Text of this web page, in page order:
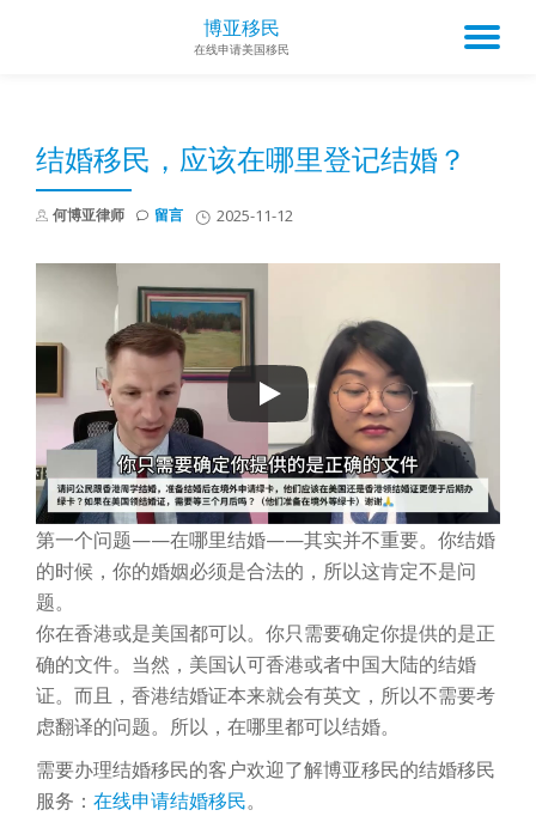
博亚移民
在线申请美国移民
结婚移民，应该在哪里登记结婚？
何博亚律师 2025-11-12
留言
第一个问题——在哪里结婚——其实并不重要。你结婚
的时候，你的婚姻必须是合法的，所以这肯定不是问
题。
你在香港或是美国都可以。你只需要确定你提供的是正
确的文件。当然，美国认可香港或者中国大陆的结婚
证。而且，香港结婚证本来就会有英文，所以不需要考
虑翻译的问题。所以，在哪里都可以结婚。
需要办理结婚移民的客户欢迎了解博亚移民的结婚移民
服务： 在线申请结婚移民。